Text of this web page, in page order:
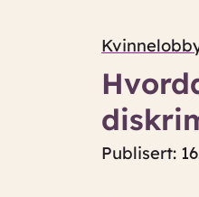
Publisert: